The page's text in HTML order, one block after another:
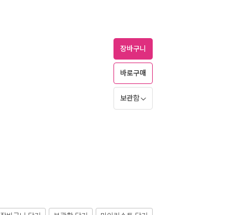
장바구니
바로구매
보관함